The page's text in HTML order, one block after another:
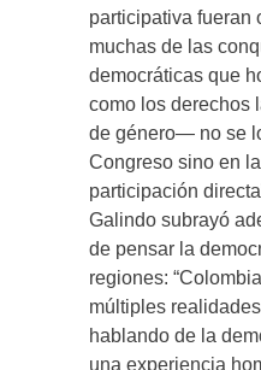
participativa fueran
muchas de las
democráticas que
como los derechos
de género— no se
Congreso sino en
participación
Galindo subrayó
de pensar la
regiones:
múltiples
hablando de la
una experiencia